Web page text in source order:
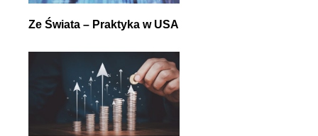
Ze Świata – Praktyka w USA